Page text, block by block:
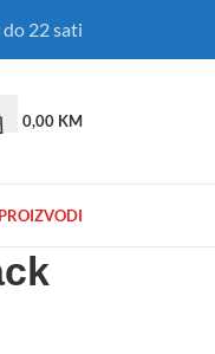
22 sati
0,00 KM